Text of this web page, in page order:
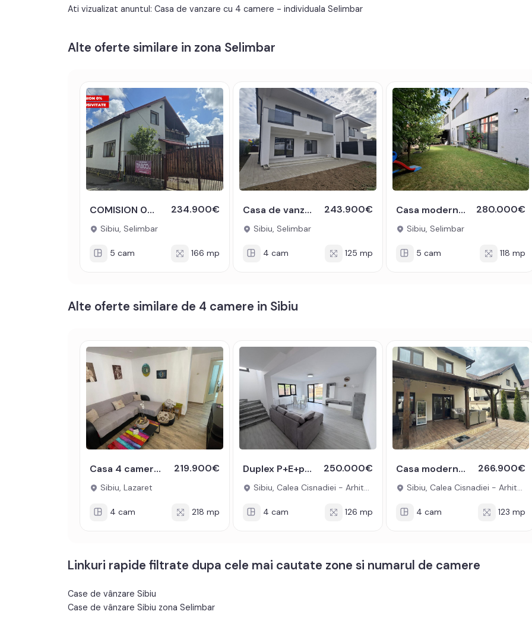
Ati vizualizat anuntul: Casa de vanzare cu 4 camere - individuala Selimbar
Alte oferte similare in zona Selimbar
COMISION 0% Casa individuala cu 5 camere de vanzare Bujorului Selimbar 234.900€
Sibiu, Selimbar
5 cam 166 mp
Casa de vanzare 4 camere 125mpu si 380mp curte libera in zona Selimbar 243.900€
Sibiu, Selimbar
4 cam 125 mp
Casa moderna 3 in 1 in Selimbar Sibiu 280.000€
Sibiu, Selimbar
5 cam 118 mp
Alte oferte similare de 4 camere in Sibiu
Casa 4 camere de vanzare in Lazaret cu garaj demisol generos mansarda 219.900€
Sibiu, Lazaret
4 cam 218 mp
Duplex P+E+pod 4 camere curte amenajata gata de mutare Arhitectilor 250.000€
Sibiu, Calea Cisnadiei - Arhitectilor
4 cam 126 mp
Casa moderna tip duplex 4 camere de zona Arhitectilor Sibiu 266.900€
Sibiu, Calea Cisnadiei - Arhitectilor
4 cam 123 mp
Linkuri rapide filtrate dupa cele mai cautate zone si numarul de camere
Case de vânzare Sibiu
Case de vânzare Sibiu zona Selimbar